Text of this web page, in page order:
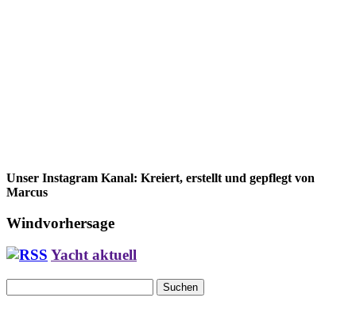
Unser Instagram Kanal: Kreiert, erstellt und gepflegt von
Marcus
Windvorhersage
Yacht aktuell
nach: